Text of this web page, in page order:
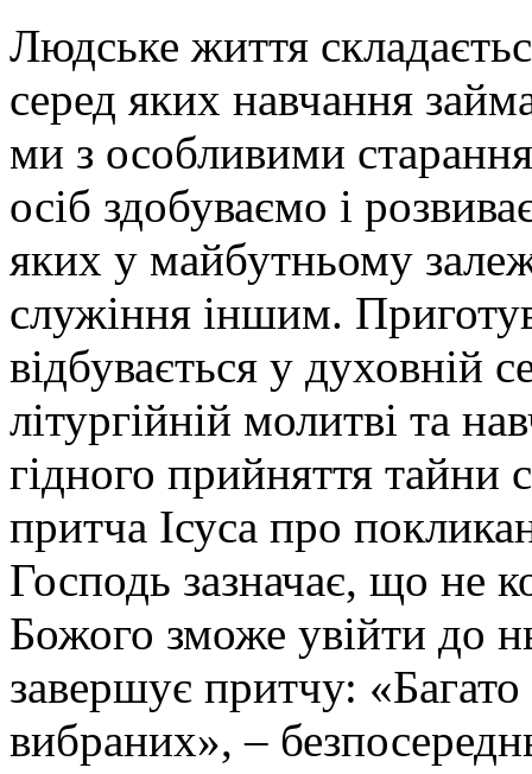
Людське життя
серед яких навчання
ми з особливими
осіб здобуваємо і
яких у майбутньому
служіння іншим.
відбувається у духовній
літургійній молитві та
гідного прийняття тайни
притча Ісуса про
Господь зазначає, що не
Божого зможе увійти до
завершує притчу:
вибраних», –